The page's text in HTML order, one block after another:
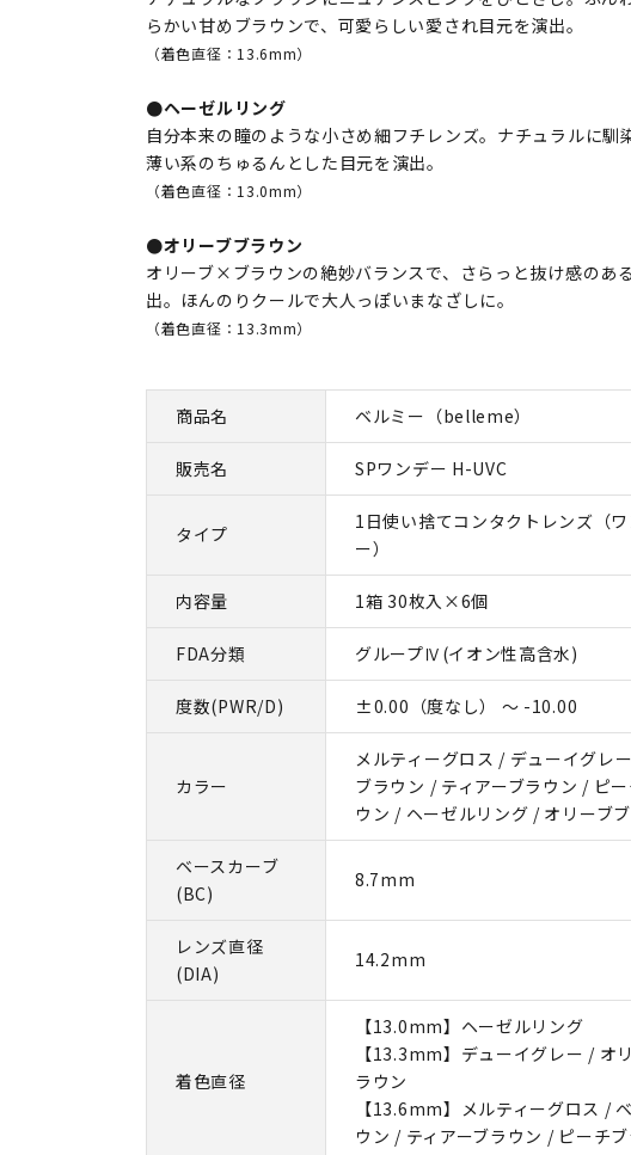
らかい甘めブラウンで、可愛らしい愛され目元を演出。
（着色直径：13.6mm）
●ヘーゼルリング
自分本来の瞳のような小さめ細フチレンズ。ナチュラルに馴
薄い系のちゅるんとした目元を演出。
（着色直径：13.0mm）
●オリーブブラウン
オリーブ×ブラウンの絶妙バランスで、さらっと抜け感のあ
出。ほんのりクールで大人っぽいまなざしに。
（着色直径：13.3mm）
商品名 ベルミー（belleme）
販売名 SPワンデー H-UVC
タイプ
1日使い捨てコンタクトレンズ（
ー）
内容量 1箱 30枚入×6個
FDA分類 グループⅣ(イオン性高含水)
度数(PWR/D) ±0.00（度なし） ～ -10.00
カラー
メルティーグロス / デューイグレ
ブラウン / ティアーブラウン / ピー
ウン / ヘーゼルリング / オリーブ
ベースカーブ
(BC)
8.7mm
レンズ直径
(DIA)
14.2mm
着色直径
【13.0mm】ヘーゼルリング
【13.3mm】デューイグレー / オ
ラウン
【13.6mm】メルティーグロス /
ウン / ティアーブラウン / ピーチ